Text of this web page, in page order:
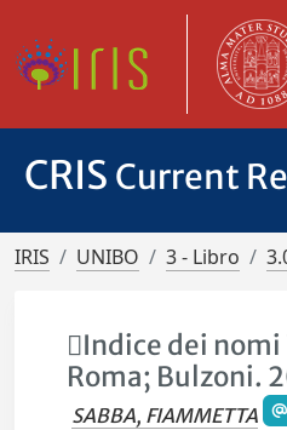
CRIS Current
IRIS UNIBO 3 - Libro
Indice dei
Roma; Bulzoni.
SABBA, FIAMMETTA